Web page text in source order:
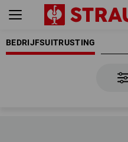
BEDRIJFSUITRUSTING